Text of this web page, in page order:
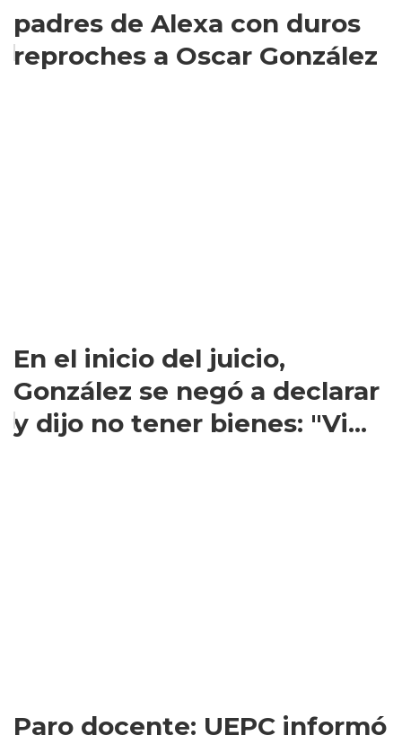
padres de Alexa con duros
reproches a Oscar González
En el inicio del juicio,
González se negó a declarar
y dijo no tener bienes: "Vi...
Paro docente: UEPC informó